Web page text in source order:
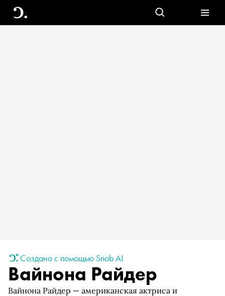
Создано с помощью Snob AI
Вайнона Райдер
Вайнона Райдер — американская актриса и